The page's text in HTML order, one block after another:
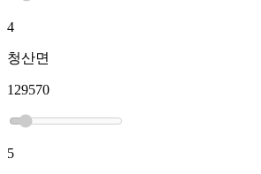
4
청산면
129570
5